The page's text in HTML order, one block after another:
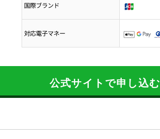
国際ブランド
対応電子マネー
公式サイトで申し込む